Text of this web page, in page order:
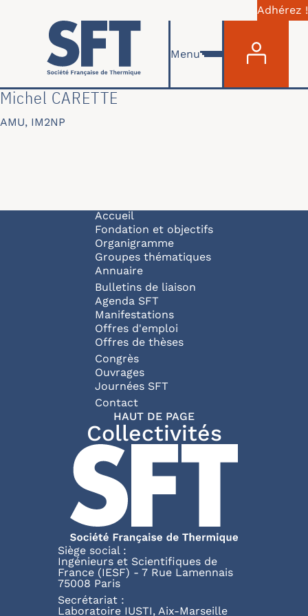
Aller au contenu principal
Adhérez !
Menu
Michel CARETTE
AMU, IM2NP
Navigation principale
Accueil
Fondation et objectifs
Organigramme
Groupes thématiques
Annuaire
Bulletins de liaison
Agenda SFT
Manifestations
Offres d'emploi
Offres de thèses
Congrès
Ouvrages
Journées SFT
Pied de page
Contact
HAUT DE PAGE
Collectivités
Siège social :
Ingénieurs et Scientifiques de
France (IESF) - 7 Rue Lamennais
75008 Paris
Secrétariat :
Laboratoire IUSTI, Aix-Marseille